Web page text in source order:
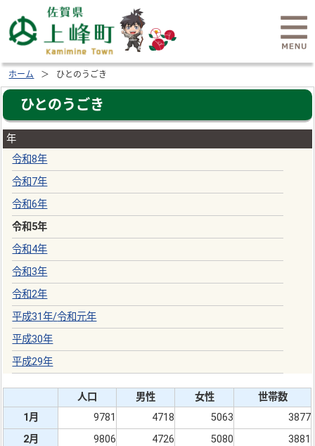
ホーム ひとのうごき
ひとのうごき
年
令和8年
令和7年
令和6年
令和5年
令和4年
令和3年
令和2年
平成31年/令和元年
平成30年
平成29年
人口 男性 女性
世帯数
1月
9781 4718 5063
3877
2月
9806 4726 5080
3881